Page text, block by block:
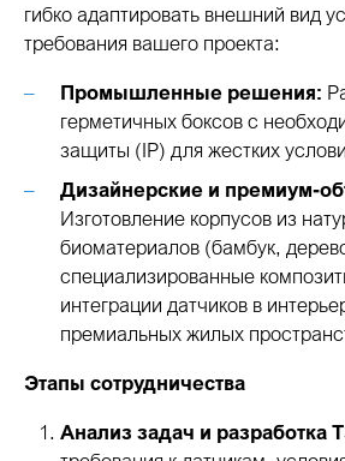
гибко адаптировать внешний вид
требования вашего проекта:
Промышленные решения:
герметичных боксов с
защиты (IP) для жестких
Дизайнерские и премиум-
Изготовление корпусов из
биоматериалов (бамбук,
специализированные
интеграции датчиков в
премиальных жилых
Этапы сотрудничества
Анализ задач и разработка